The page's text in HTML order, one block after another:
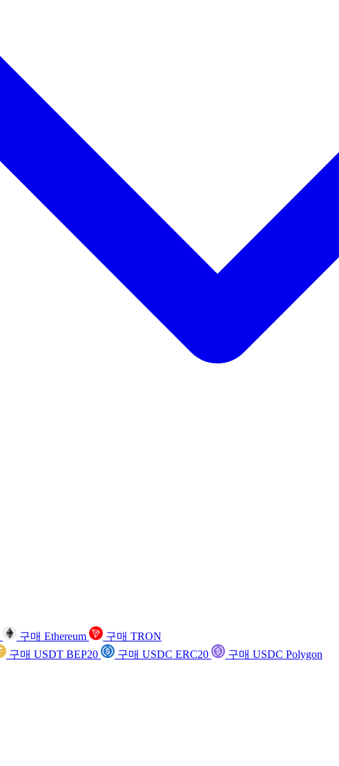
구매 Ethereum
구매 TRON
구매 USDT BEP20 구매 USDC ERC20
구매 USDC Polygon